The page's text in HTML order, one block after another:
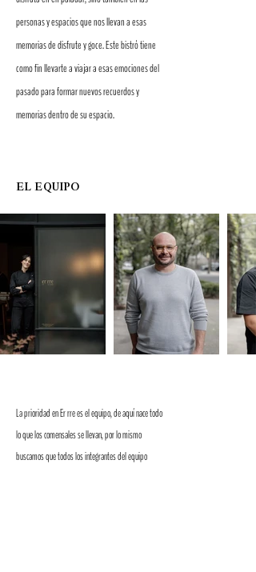
personas y espacios que nos llevan a esas
memorias de disfrute y goce. Este bistró tiene
como fin llevarte a viajar a esas emociones del
pasado para formar nuevos recuerdos y
memorias dentro de su espacio.
EL EQUIPO
La prioridad en Er rre es el equipo, de aquí nace todo
lo que los comensales se llevan, por lo mismo
buscamos que todos los integrantes del equipo